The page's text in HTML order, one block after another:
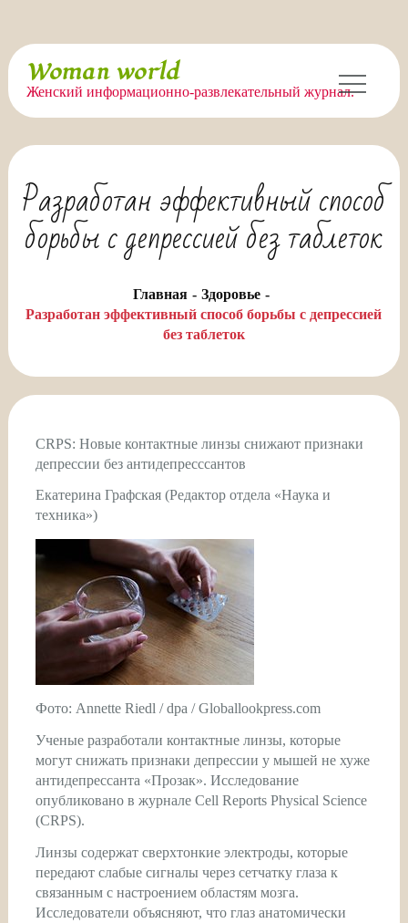
Перейти
содержимому
Woman world
Женский информационно-развлекательный журнал.
Разработан эффективный способ
борьбы с депрессией без таблеток
Главная
Здоровье
Разработан эффективный способ борьбы с депрессией
без таблеток
CRPS: Новые контактные линзы снижают признаки
депрессии без антидепресссантов
Екатерина Графская (Редактор отдела «Наука и
техника»)
Фото: Annette Riedl / dpa / Globallookpress.com
Ученые разработали контактные линзы, которые
могут снижать признаки депрессии у мышей не хуже
антидепрессанта «Прозак». Исследование
опубликовано в журнале Cell Reports Physical Science
(CRPS).
Линзы содержат сверхтонкие электроды, которые
передают слабые сигналы через сетчатку глаза к
связанным с настроением областям мозга.
Исследователи объясняют, что глаз анатомически